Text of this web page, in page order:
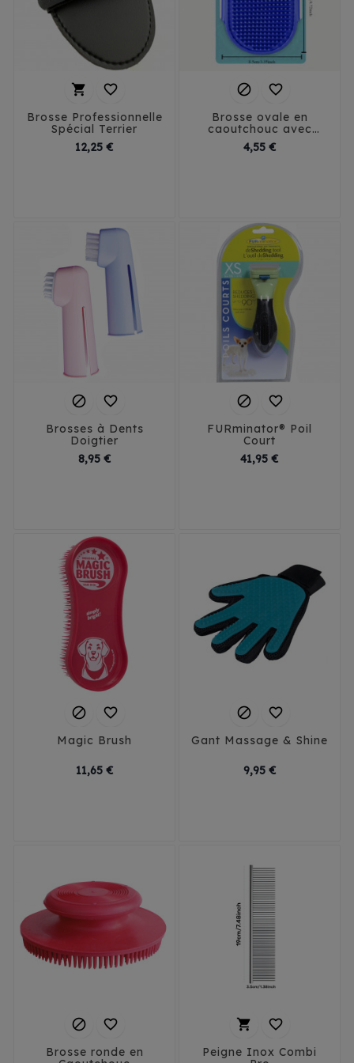
 
Brosse Professionnelle
Spécial Terrier
12,25 €
 
Brosse ovale en
caoutchouc avec
lanière
4,55 €Prix
 
Brosses à Dents
Doigtier
8,95 €Prix
 
FURminator® Poil
Court
41,95 €
 
Magic Brush
11,65 €Prix
 
Gant Massage & Shine
9,95 €Prix
 
Brosse ronde en
 
Peigne Inox Combi